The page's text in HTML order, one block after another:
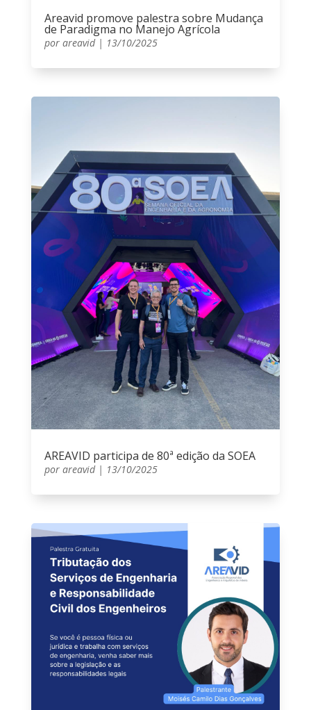
Areavid promove palestra sobre Mudança
de Paradigma no Manejo Agrícola
por areavid| 13/10/2025
AREAVID participa de 80ª edição da SOEA
por areavid| 13/10/2025